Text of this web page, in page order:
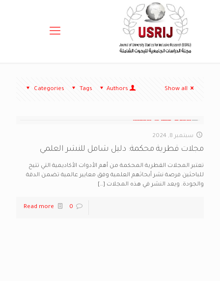
Categories Tags Authors Show all
سبتمبر 8, 2024
مجلات قطرية محكمة: دليل شامل للنشر العلمي
تعتبر المجلات القطرية المحكمة من أهم الأدوات الأكاديمية التي تتيح
للباحثين فرصة نشر أبحاثهم العلمية وفق معايير عالمية تضمن الدقة
والجودة. ويعد النشر في هذه المجلات […]
0
Read more